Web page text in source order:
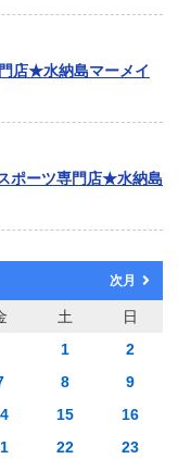
店★水納島マーメイ
ポーツ専門店★水納島
次月
土
日
1
2
8
9
15
16
22 23